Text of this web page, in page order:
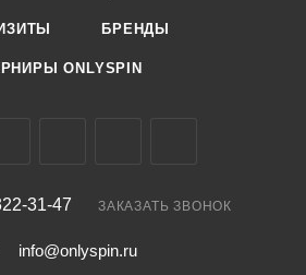
БРЕНДЫ
ONLYSPIN
31-47 ЗАКАЗАТЬ ЗВОНОК
info@onlyspin.ru